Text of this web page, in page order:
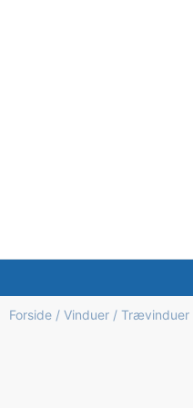
Forside / Vinduer / Trævinduer